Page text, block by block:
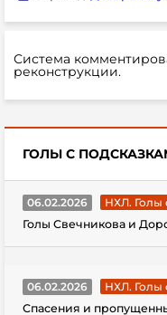
Система
реконструкции.
ГОЛЫ С
06.02.2026
НХЛ. Голы
Голы Свечникова и
06.02.2026
НХЛ. Голы
Спасения и